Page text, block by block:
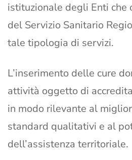
istituzionale degli Enti che
del Servizio Sanitario
tale tipologia di servizi.
L’inserimento delle cure
attività oggetto di
in modo rilevante al
standard qualitativi e al
dell’assistenza territoriale.